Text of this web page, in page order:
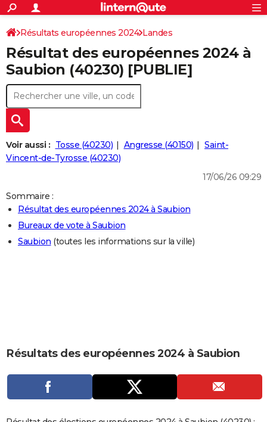
ACTUALITÉS
Politique
Société
Faits Divers
Education
Monde
Villes
+
SPORT
Coupe du monde 2026
Football
Tennis
Cyclisme
Rugby
Forum
CULTURE
Programme TV
TNT
Streaming
Cinéma
Sorties cinéma
Musique
+
FINANCE
Retraite
Impôts
Epargne
Immobilier
Risques naturels par ville
Banque
Assurance
Crédit
AUTO
Essais
Réserver un essai
Citadines
Berlines
SUV
Forum auto
+
HIGH-TECH
Mobiles
Meilleur smartphone
Internet
Ordinateurs
Jeux vidéo
Guide high-tech
+
BRICOLAGE
Guides de France
Escapades
Patrimoine
Expositions
Musées
Week-end nature
LIFESTYLE
Art de vivre
Bien-être
Loisirs
Mode
Modes de vie
CARTE DE VOEUX
Carte de Noël
Carte Bonne année
Carte Saint-Valentin
Carte Pâques
Carte d'anniversaire
DICTIONNAIRE
Dictionnaire
Biographies
Citations
Expressions
Proverbes
PROGRAMME TV
S'inscrire
Connexion
Résultats européennes 2024 Landes
Résultat des européennes 2024 à
Saubion (40230) [PUBLIE]
Voir aussi : Tosse (40230) Angresse (40150)
Saint-
Vincent-de-Tyrosse (40230)
17/06/26 09:29
Sommaire :
Résultat des européennes 2024 à Saubion
Bureaux de vote à Saubion
Saubion (toutes les informations sur la ville)
Résultats des européennes 2024 à Saubion